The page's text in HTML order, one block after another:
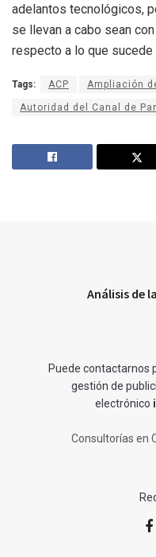
adelantos tecnológicos,
se llevan a cabo sean
respecto a lo que sucede
Tags: ACP Ampliación
Autoridad del Canal de
Análisis de
Puede contactarnos
gestión de
electrónico
Consultorías en